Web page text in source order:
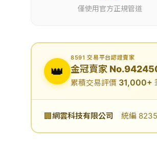
僅使用官方正規管道
👑
8591 交易平台認證賣家
金冠賣家
累積交易評價 31,000+
🏢網雲科技有限公司 統編